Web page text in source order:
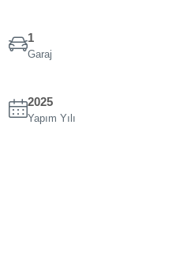
1
Garaj
2025
Yapım Yılı